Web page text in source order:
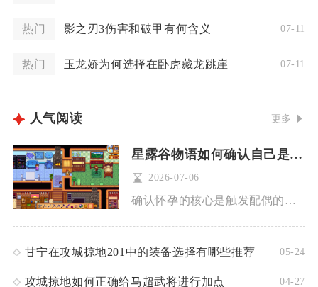
热门 影之刃3伤害和破甲有何含义 07-11
热门 玉龙娇为何选择在卧虎藏龙跳崖 07-11
人气阅读 更多
星露谷物语如何确认自己是否怀孕
2026-07-06
确认怀孕的核心是触发配偶的怀孕对话、收到明确文字通知，且孕期...
甘宁在攻城掠地201中的装备选择有哪些推荐 05-24
攻城掠地如何正确给马超武将进行加点 04-27